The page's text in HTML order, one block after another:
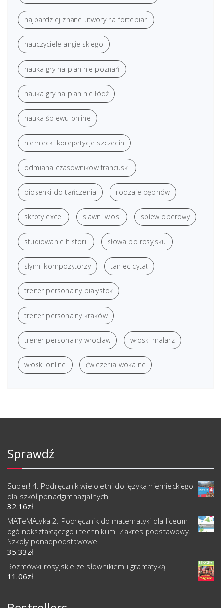
najbardziej znane utwory na fortepian
nauczyciele angielskiego
nauka gry na pianinie poznań
nauka gry na pianinie łódź
nauka śpiewu online
niemiecki korepetycje szczecin
odmiana czasownikow francuski
piosenki do tańczenia rodzaje bębnów
skroty excel slawni wlosi spiew operowy
studiowanie historii słowa po rosyjsku
słynni kompozytorzy taniec cytat
trener personalny białystok
trener personalny kraków
trener personalny wrocław włoski malarz
włoski online ćwiczenia wokalne
Sprawdź
Super! 4. Podręcznik wieloletni do języka niemieckiego
dla szkół ponadgimnazjalnych
32.16zł
MATeMAtyka 2. Podręcznik do matematyki dla liceum
ogólnokształcącego i technikum. Zakres podstawowy.
Szkoły ponadpodstawowe
35.33zł
Rozmówki rosyjskie ze słownikiem i gramatyką
11.06zł